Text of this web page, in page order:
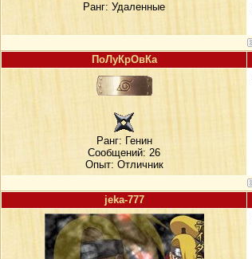
Ранг: Удаленные
ПоЛуКрОвКа
Ранг: Генин
Сообщений: 26
Опыт: Отличник
jeka-777